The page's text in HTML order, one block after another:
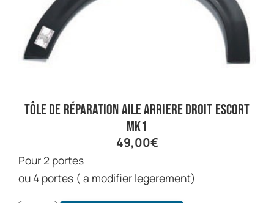
tôle de réparation aile arriere droit escort
mk1
49,00€
pour 2 portes
ou 4 portes ( a modifier legerement)